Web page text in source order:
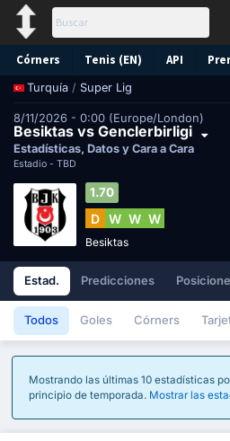
Córners Tenis (EN) API
Turquía / Super Lig
8/11/2026 - 0:00 (Europe/London)
Besiktas vs Genclerbirligi
Estadísticas, Datos y Cara a Cara
Estadio - TBD
1.70
D W W W
Besiktas
Estad. Predicciones
Todos Goles Córners
Mostrando las últimas 10 estadísticas
principio de temporada. Mostrar las